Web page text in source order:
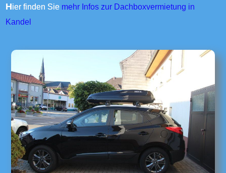
Hier finden Sie mehr Infos zur Dachboxvermietung in
Kandel